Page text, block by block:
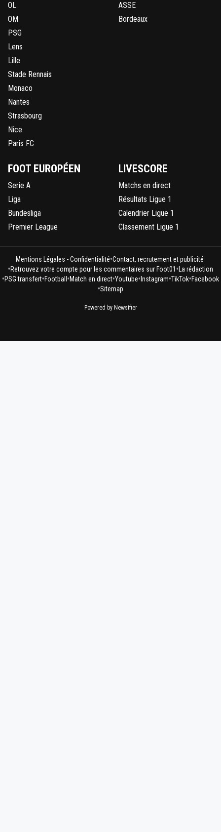
OL
OM
PSG
Lens
Lille
Stade Rennais
Monaco
Nantes
Strasbourg
Nice
Paris FC
ASSE
Bordeaux
FOOT EUROPÉEN
Serie A
Liga
Bundesliga
Premier League
LIVESCORE
Matchs en direct
Résultats Ligue 1
Calendrier Ligue 1
Classement Ligue 1
Mentions Légales - Confidentialité•Contact, recrutement et publicité
•Retrouvez votre compte pour les commentaires sur Foot01 • La rédaction
•PSG transfert•Football •Match en direct•Youtube• Instagram•TikTok•Facebook
•Sitemap
Powered by Newsifier